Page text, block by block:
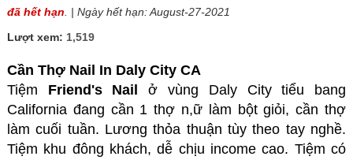
đã hết hạn . | Ngày hết hạn: August-27-2021
Lượt xem: 1,519
Cần Thợ Nail In Daly City CA
Tiệm Friend's Nail
ở vùng Daly City tiểu bang
California đang cần 1 thợ n,ữ làm bột giỏi, cần thợ
làm cuối tuần. Lương thỏa thuận tùy theo tay nghề.
Tiệm khu đông khách, dễ chịu income cao. Tiệm có